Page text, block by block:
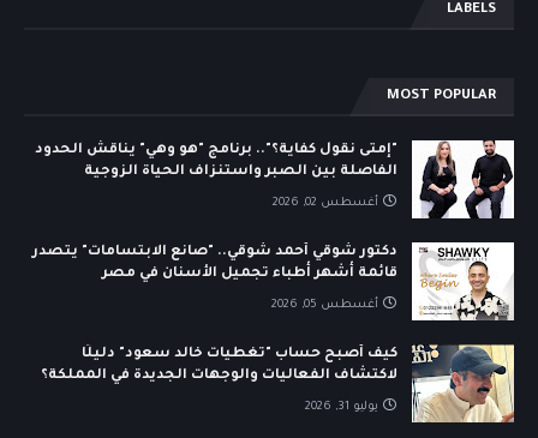
LABELS
MOST POPULAR
"إمتى نقول كفاية؟".. برنامج "هو وهي" يناقش الحدود
الفاصلة بين الصبر واستنزاف الحياة الزوجية
أغسطس 02, 2026
دكتور شوقي أحمد شوقي.. "صانع الابتسامات" يتصدر
قائمة أشهر أطباء تجميل الأسنان في مصر
أغسطس 05, 2026
كيف أصبح حساب "تغطيات خالد سعود" دليلًا
لاكتشاف الفعاليات والوجهات الجديدة في المملكة؟
يوليو 31, 2026